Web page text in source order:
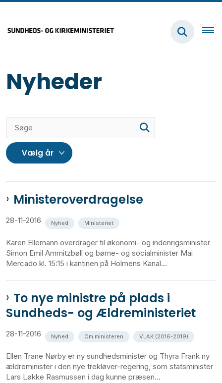
Nyheder
Ministeroverdragelse
28-11-2016 Nyhed Ministeriet
Karen Ellemann overdrager til økonomi- og indenrigsminister
Simon Emil Ammitzbøll og børne- og socialminister Mai
Mercado kl. 15:15 i kantinen på Holmens Kanal...
To nye ministre på plads i
Sundheds- og Ældreministeriet
28-11-2016 Nyhed Om ministeren VLAK (2016-2019)
Ellen Trane Nørby er ny sundhedsminister og Thyra Frank ny
ældreminister i den nye trekløver-regering, som statsminister
Lars Løkke Rasmussen i dag kunne præsen...